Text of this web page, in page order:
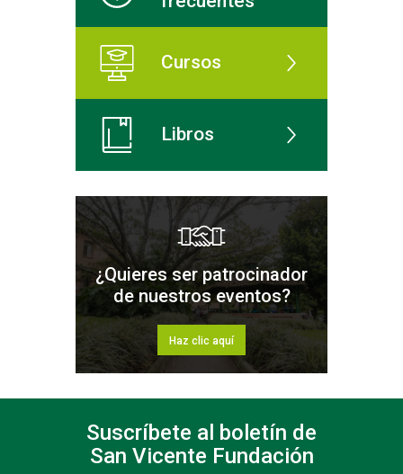
Cursos
Libros
¿Quieres ser patrocinador
de nuestros eventos?
Haz clic aquí
Suscríbete al boletín de
San Vicente Fundación